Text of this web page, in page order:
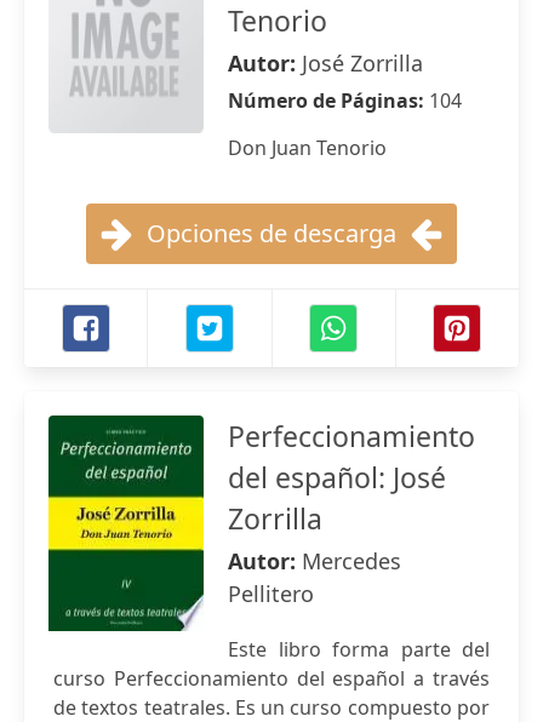
Tenorio
Autor: José Zorrilla
Número de Páginas: 104
Don Juan Tenorio
Opciones de descarga
Perfeccionamiento
del español: José
Zorrilla
Autor: Mercedes
Pellitero
Este libro forma parte del
curso Perfeccionamiento del español a través
de textos teatrales. Es un curso compuesto por